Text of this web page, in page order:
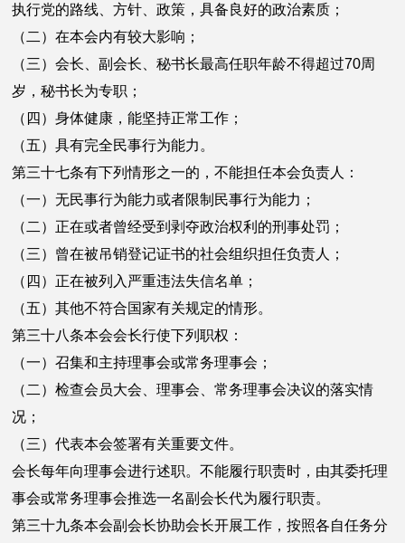
执行党的路线、方针、政策，具备良好的政治素质；
（二）在本会内有较大影响；
（三）会长、副会长、秘书长最高任职年龄不得超过70周
岁，秘书长为专职；
（四）身体健康，能坚持正常工作；
（五）具有完全民事行为能力。
第三十七条有下列情形之一的，不能担任本会负责人：
（一）无民事行为能力或者限制民事行为能力；
（二）正在或者曾经受到剥夺政治权利的刑事处罚；
（三）曾在被吊销登记证书的社会组织担任负责人；
（四）正在被列入严重违法失信名单；
（五）其他不符合国家有关规定的情形。
第三十八条本会会长行使下列职权：
（一）召集和主持理事会或常务理事会；
（二）检查会员大会、理事会、常务理事会决议的落实情
况；
（三）代表本会签署有关重要文件。
会长每年向理事会进行述职。不能履行职责时，由其委托理
事会或常务理事会推选一名副会长代为履行职责。
第三十九条本会副会长协助会长开展工作，按照各自任务分